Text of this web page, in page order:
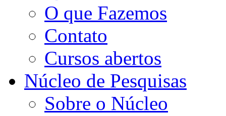
O que Fazemos
Contato
Cursos abertos
Núcleo de Pesquisas
Sobre o Núcleo